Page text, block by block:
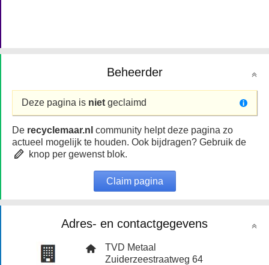
Beheerder
Deze pagina is niet geclaimd
De recyclemaar.nl community helpt deze pagina zo
actueel mogelijk te houden. Ook bijdragen? Gebruik de
knop per gewenst blok.
Claim pagina
Adres- en contactgegevens
TVD Metaal
Zuiderzeestraatweg 64